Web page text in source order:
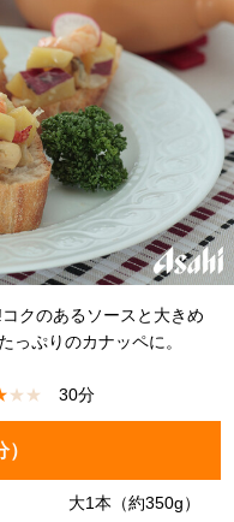
クのあるソースと大きめ
っぷりのカナッペに。
★ ★ 30分
）
大1本（約350g）